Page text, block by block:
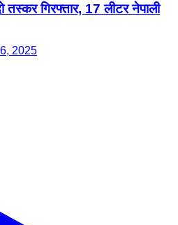
तस्कर गिरफ्तार, 17 लीटर नेपाली
2025